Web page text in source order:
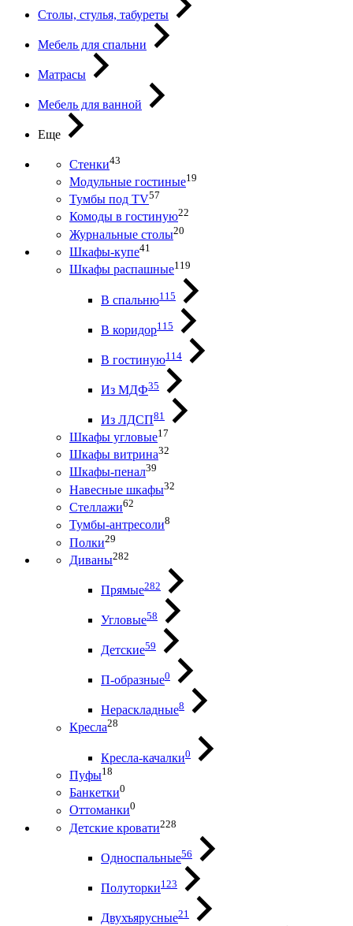
Столы, стулья, табуреты
Мебель для спальни
Матрасы
Мебель для ванной
Еще
Стенки43
Модульные гостиные19
Тумбы под ТV57
Комоды в гостиную22
Журнальные столы20
Шкафы-купе41
Шкафы распашные119
В спальню115
В коридор115
В гостиную114
Из МДФ35
Из ЛДСП81
Шкафы угловые17
Шкафы витрина32
Шкафы-пенал39
Навесные шкафы32
Стеллажи62
Тумбы-антресоли8
Полки29
Диваны282
Прямые282
Угловые58
Детские59
П-образные0
Нераскладные8
Кресла28
Кресла-качалки0
Пуфы18
Банкетки0
Оттоманки0
Детские кровати228
Односпальные56
Полуторки123
Двухъярусные21